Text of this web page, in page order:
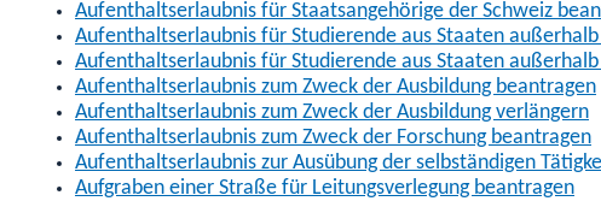
Aufenthaltserlaubnis für Staatsangehörige der Schweiz
Aufenthaltserlaubnis für Studierende aus Staaten
Aufenthaltserlaubnis für Studierende aus Staaten
Aufenthaltserlaubnis zum Zweck der Ausbildung beantragen
Aufenthaltserlaubnis zum Zweck der Ausbildung verlängern
Aufenthaltserlaubnis zum Zweck der Forschung beantragen
Aufenthaltserlaubnis zur Ausübung der selbständigen
Aufgraben einer Straße für Leitungsverlegung beantragen